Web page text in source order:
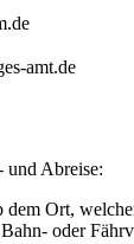
amt.de
und Abreise:
dem Ort,
oder